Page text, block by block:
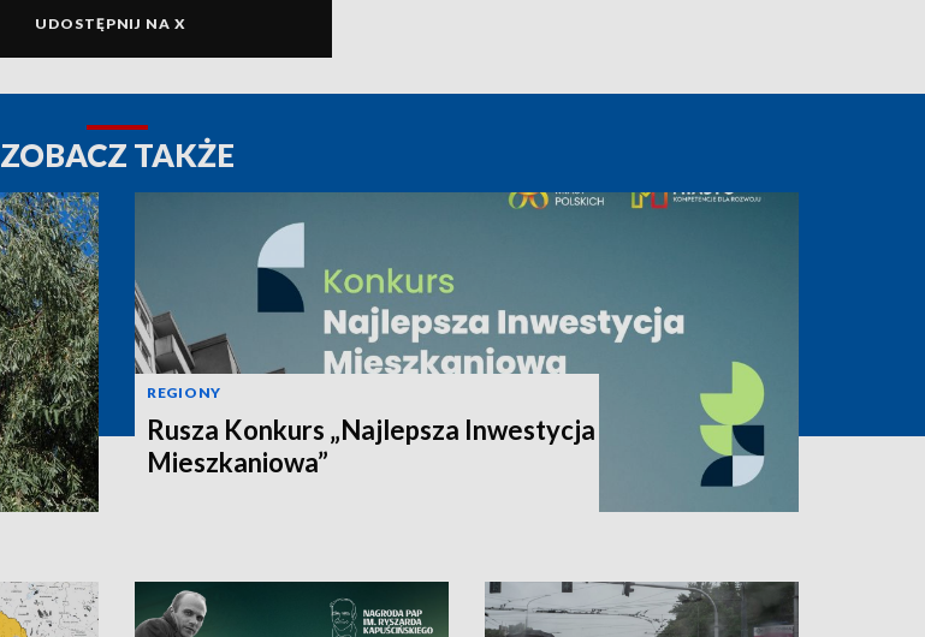
UDOSTĘPNIJ NA X
ZOBACZ TAKŻE
REGIONY
Rusza Konkurs „Najlepsza Inwestycja
Mieszkaniowa”